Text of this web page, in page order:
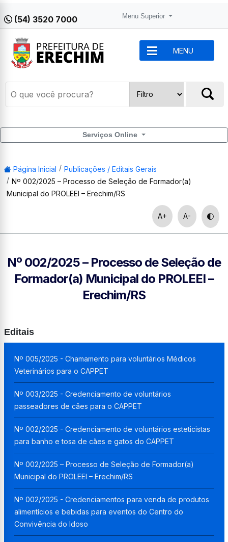
(54) 3520 7000 Menu Superior
MENU
Serviços Online
Página Inicial
Publicações / Editais Gerais
Nº 002/2025 – Processo de Seleção de Formador(a)
Municipal do PROLEEI – Erechim/RS
A+ A-
Nº 002/2025 – Processo de Seleção de
Formador(a) Municipal do PROLEEI –
Erechim/RS
Editais
Nº 005/2025 - Chamamento para voluntários Médicos
Veterinários para o CAPPET
Nº 003/2025 - Credenciamento de voluntários
passeadores de cães para o CAPPET
Nº 002/2025 - Credenciamento de voluntários esteticistas
para banho e tosa de cães e gatos do CAPPET
Nº 002/2025 – Processo de Seleção de Formador(a)
Municipal do PROLEEI – Erechim/RS
Nº 002/2025 - Credenciamentos para venda de produtos
alimentícios e bebidas para eventos do Centro do
Convivência do Idoso